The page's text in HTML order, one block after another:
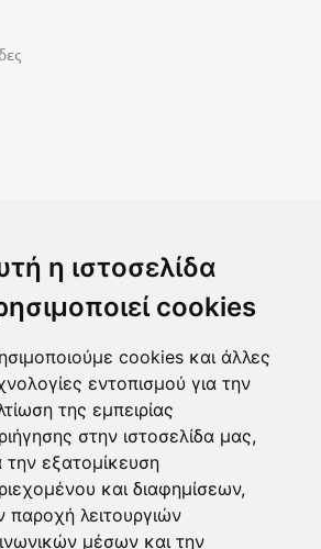
η ιστοσελίδα
cookies
cookies και άλλες
εντοπισμού για την
της εμπειρίας
στην ιστοσελίδα μας,
την εξατομίκευση
και διαφημίσεων,
παροχή λειτουργιών
μέσων και την
Χώρου
Χώρου